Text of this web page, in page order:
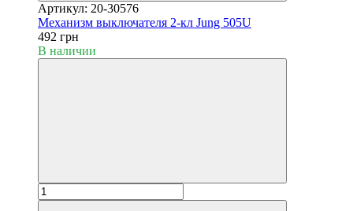
Артикул: 20-30576
Механизм выключателя 2-кл Jung 505U
492 грн
В наличии